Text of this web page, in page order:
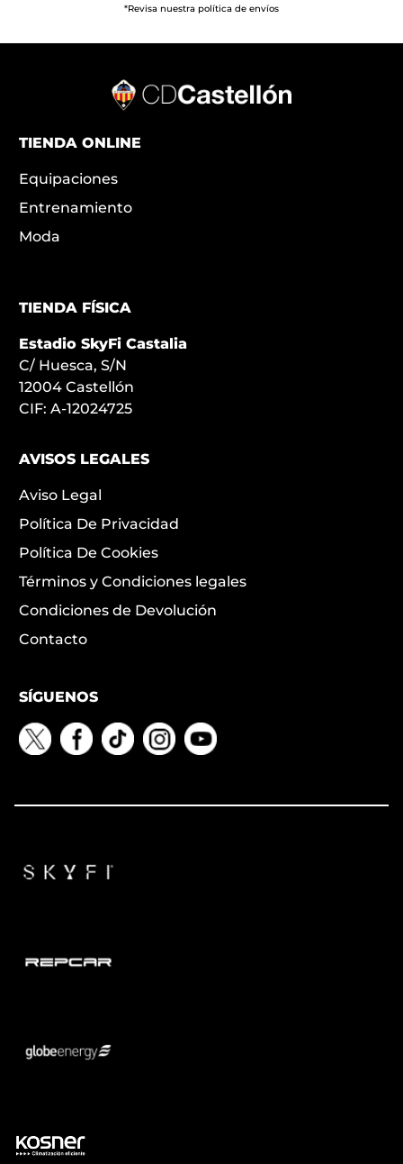
*Revisa nuestra política de envíos
TIENDA ONLINE
Equipaciones
Entrenamiento
Moda
TIENDA FÍSICA
Estadio SkyFi Castalia
C/ Huesca, S/N
12004 Castellón
CIF: A-12024725
AVISOS LEGALES
Aviso Legal
Política De Privacidad
Política De Cookies
Términos y Condiciones legales
Condiciones de Devolución
Contacto
SÍGUENOS